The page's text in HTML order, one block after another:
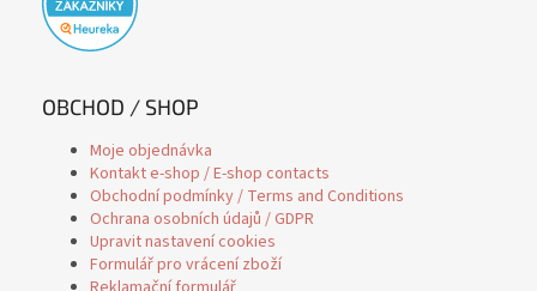
OBCHOD / SHOP
Moje objednávka
Kontakt e-shop / E-shop contacts
Obchodní podmínky / Terms and Conditions
Ochrana osobních údajů / GDPR
Upravit nastavení cookies
Formulář pro vrácení zboží